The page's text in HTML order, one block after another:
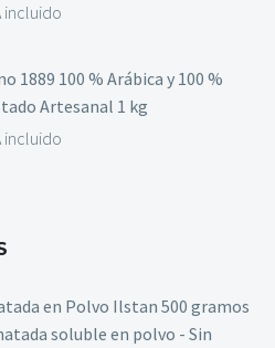
incluido
1889 100 % Arábica y 100 %
Artesanal 1 kg
incluido
en Polvo Ilstan 500 gramos
soluble en polvo - Sin